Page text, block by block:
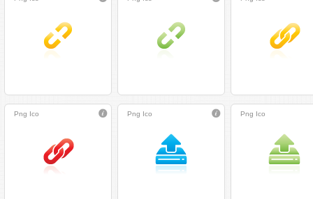
Png Ico Png Ico Png Ico